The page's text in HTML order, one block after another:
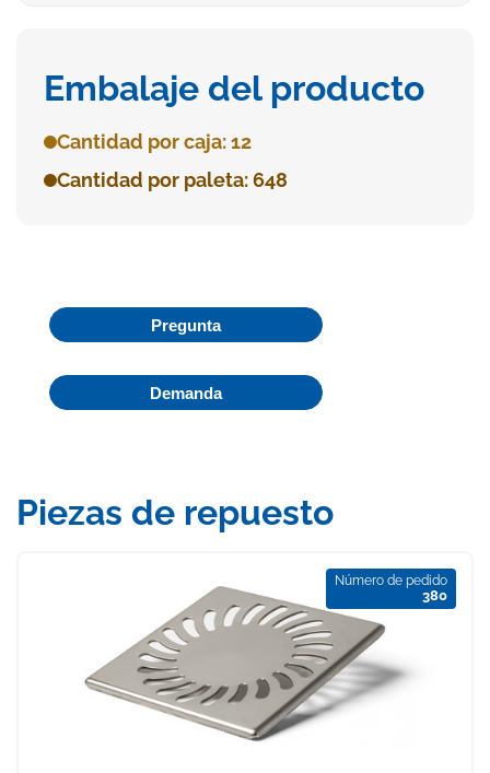
Embalaje del producto
Cantidad por caja: 12
Cantidad por paleta: 648
Pregunta
Demanda
Piezas de repuesto
Número de pedido
380